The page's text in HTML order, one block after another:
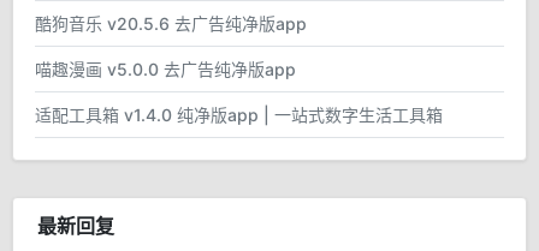
酷狗音乐 v20.5.6 去广告纯净版app
喵趣漫画 v5.0.0 去广告纯净版app
适配工具箱 v1.4.0 纯净版app | 一站式数字生活工具箱
最新回复